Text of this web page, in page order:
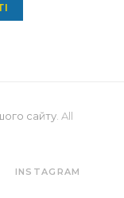
сайту . All
INSTAGRAM